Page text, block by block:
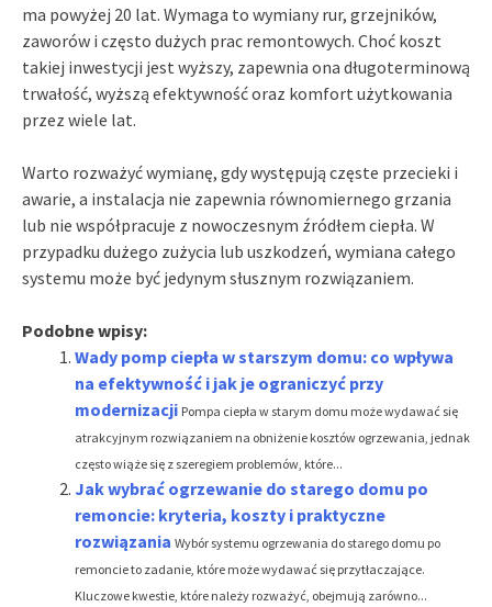
ma powyżej 20 lat. Wymaga to wymiany rur, grzejników,
zaworów i często dużych prac remontowych. Choć koszt
takiej inwestycji jest wyższy, zapewnia ona długoterminową
trwałość, wyższą efektywność oraz komfort użytkowania
przez wiele lat.
Warto rozważyć wymianę, gdy występują częste przecieki i
awarie, a instalacja nie zapewnia równomiernego grzania
lub nie współpracuje z nowoczesnym źródłem ciepła. W
przypadku dużego zużycia lub uszkodzeń, wymiana całego
systemu może być jedynym słusznym rozwiązaniem.
Podobne wpisy:
Wady pomp ciepła w starszym domu: co wpływa
na efektywność i jak je ograniczyć przy
modernizacji Pompa ciepła w starym domu może wydawać się
atrakcyjnym rozwiązaniem na obniżenie kosztów ogrzewania, jednak
często wiąże się z szeregiem problemów, które...
Jak wybrać ogrzewanie do starego domu po
remoncie: kryteria, koszty i praktyczne
rozwiązania Wybór systemu ogrzewania do starego domu po
remoncie to zadanie, które może wydawać się przytłaczające.
Kluczowe kwestie, które należy rozważyć, obejmują zarówno...